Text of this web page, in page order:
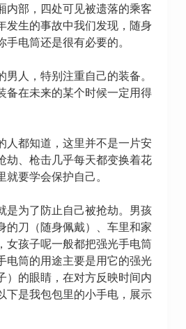
内部，四处可见被遗落的乘客
发生的事故中我们发现，随身
电筒还是很有必要的。
人，特别注重自己的装备。
备在未来的某个时候一定用得
人都知道，这里并不是一片安
劫、枪击几乎每天都变换着花
要学会保护自己。
是为了防止自己被抢劫。男孩
的刀（随身佩戴）、车里和家
女孩子呢一般都把强光手电筒
电筒的用途主要是用它的强光
）的眼睛，在对方反映时间内
下是我包包里的小手电，展示